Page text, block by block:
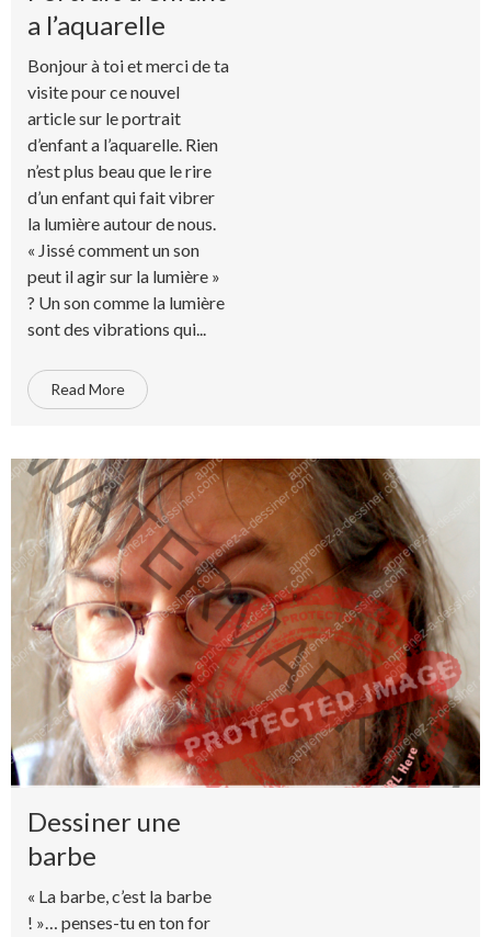
a l’aquarelle
Bonjour à toi et merci de ta
visite pour ce nouvel
article sur le portrait
d’enfant a l’aquarelle. Rien
n’est plus beau que le rire
d’un enfant qui fait vibrer
la lumière autour de nous.
« Jissé comment un son
peut il agir sur la lumière »
? Un son comme la lumière
sont des vibrations qui...
Read More
Dessiner une
barbe
« La barbe, c’est la barbe
! »… penses-tu en ton for